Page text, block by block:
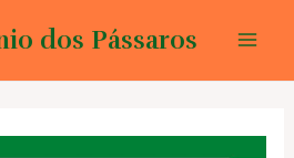
dos Pássaros